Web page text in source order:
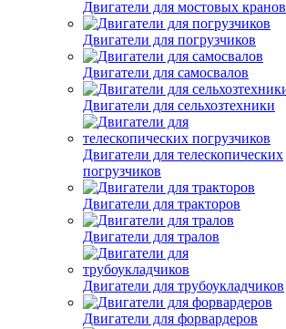
Двигатели для мостовых кранов
Двигатели для погрузчиков
Двигатели для самосвалов
Двигатели для сельхозтехники
Двигатели для телескопических
погрузчиков
Двигатели для тракторов
Двигатели для тралов
Двигатели для трубоукладчиков
Двигатели для форвардеров